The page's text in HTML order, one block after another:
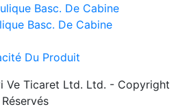
Basc. De Cabine
Basc. De Cabine
Du Produit
Ve Ticaret Ltd. Ltd. - Copyright